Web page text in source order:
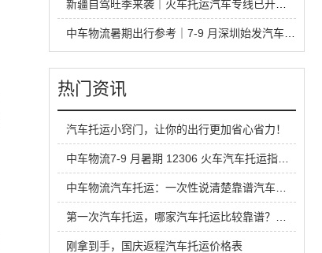
热门资讯
汽车托运小窍门，让你的出行更加省心省力！
刚拿到手，国庆返程汽车托运价格表